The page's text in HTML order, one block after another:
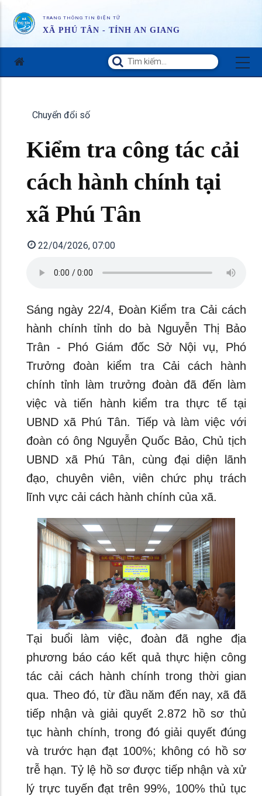
TRANG THÔNG TIN ĐIỆN TỬ
XÃ PHÚ TÂN - TỈNH AN GIANG
Chuyển đổi số
Kiểm tra công tác cải
cách hành chính tại
xã Phú Tân
22/04/2026, 07:00
Sáng ngày 22/4, Đoàn Kiểm tra Cải cách
hành chính tỉnh do bà Nguyễn Thị Bảo
Trân - Phó Giám đốc Sở Nội vụ, Phó
Trưởng đoàn kiểm tra Cải cách hành
chính tỉnh làm trưởng đoàn đã đến làm
việc và tiến hành kiểm tra thực tế tại
UBND xã Phú Tân. Tiếp và làm việc với
đoàn có ông Nguyễn Quốc Bảo, Chủ tịch
UBND xã Phú Tân, cùng đại diện lãnh
đạo, chuyên viên, viên chức phụ trách
lĩnh vực cải cách hành chính của xã.
Tại buổi làm việc, đoàn đã nghe địa
phương báo cáo kết quả thực hiện công
tác cải cách hành chính trong thời gian
qua. Theo đó, từ đầu năm đến nay, xã đã
tiếp nhận và giải quyết 2.872 hồ sơ thủ
tục hành chính, trong đó giải quyết đúng
và trước hạn đạt 100%; không có hồ sơ
trễ hạn. Tỷ lệ hồ sơ được tiếp nhận và xử
lý trực tuyến đạt trên 99%, 100% thủ tục